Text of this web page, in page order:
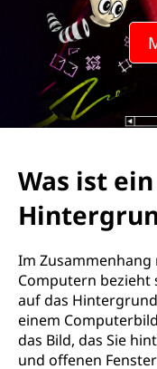
Was ist ein
Im
Computern
auf das
einem
das Bild, das Sie
und offenen